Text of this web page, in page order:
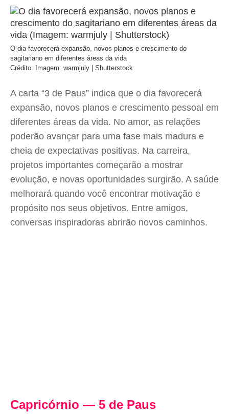
O dia favorecerá expansão, novos planos e crescimento do
sagitariano em diferentes áreas da vida
Crédito: Imagem: warmjuly | Shutterstock
A carta “3 de Paus” indica que o dia favorecerá
expansão, novos planos e crescimento pessoal em
diferentes áreas da vida. No amor, as relações
poderão avançar para uma fase mais madura e
cheia de expectativas positivas. Na carreira,
projetos importantes começarão a mostrar
evolução, e novas oportunidades surgirão. A saúde
melhorará quando você encontrar motivação e
propósito nos seus objetivos. Entre amigos,
conversas inspiradoras abrirão novos caminhos.
Capricórnio — 5 de Paus